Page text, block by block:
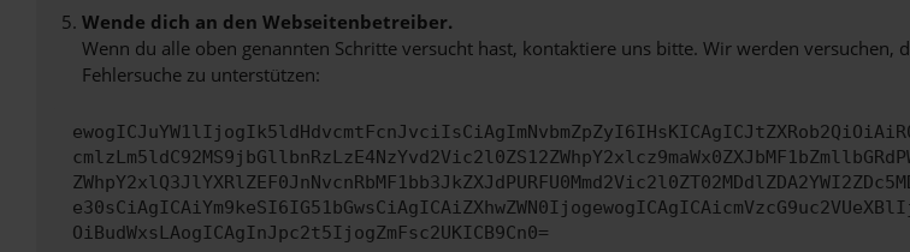
Wende dich an den Webseitenbetreiber.
Wenn du alle oben genannten Schritte versucht hast, kontaktiere uns bitte. Wir werden
Fehlersuche zu unterstützen:
OiBudWxsLAogICAgInJpc2t5IjogZmFsc2UKICB9Cn0=